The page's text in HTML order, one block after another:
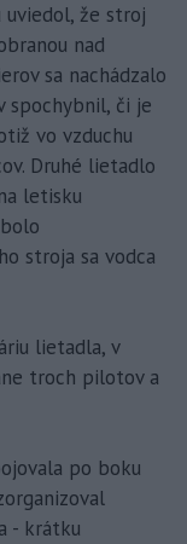
uviedol, že stroj
nad
sa nachádzalo
spochybnil, či je
vo vzduchu
Druhé lietadlo
letisku
stroja sa vodca
lietadla, v
troch pilotov a
po boku
- krátku